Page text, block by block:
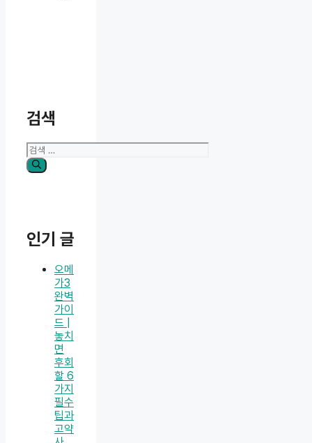
검색
검
색:
인기 글
오메
가3
완벽
가이
드 |
놓치
면
후회
할 6
가지
필수
팁과
고약